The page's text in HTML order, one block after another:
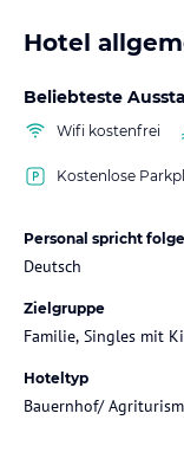
Hotel
Beliebteste
Wifi kostenfrei
Kostenlose
Personal spricht
Deutsch
Zielgruppe
Familie, Singles mit
Hoteltyp
Bauernhof/